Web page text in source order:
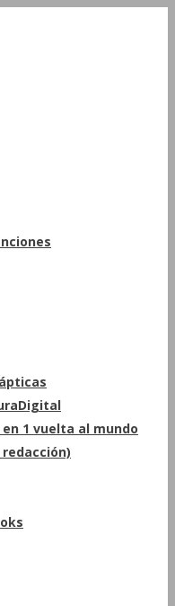
en 1 vuelta al mundo